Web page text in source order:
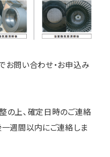
お問い合わせ・お申込み
の上、確定日時のご連絡
一週間以内にご連絡しま